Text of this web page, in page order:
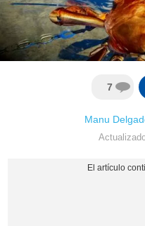
7
Manu